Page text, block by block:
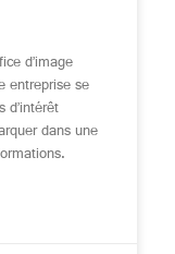
d’image
entreprise se
dans une